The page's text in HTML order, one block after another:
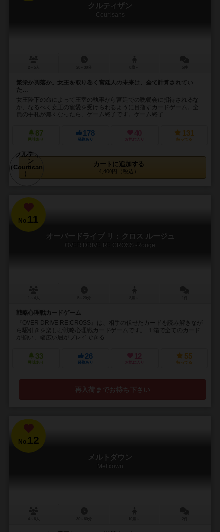
クルティザン
Courtisans
繁栄か凋落か。女王を取り巻く宮廷人の未来は、全て計算されてい
た…
女王陛下の命によって王室の執事から宮廷での晩餐会に招待されるな
か、なるべく女王の寵愛を受けられるように目指すカードゲーム。全
員の手札が無くなったら、ゲーム終了です。ゲーム終了...
87
興味あり
178
経験あり
40
お気に入り
131
持ってる
カートに追加する
4,400円（税込）
No.11
オーバードライブ リ：クロス ルージュ
OVER DRIVE RE:CROSS -Rouge
戦略心理戦カードゲーム
『OVER DRIVE RE:CROSS』は、相手の伏せたカードを読み解きなが
ら駆引きを楽しむ戦略心理戦カードゲームです。 １箱で全てのカード
が揃い、幅広い層がプレイできる...
33
興味あり
26
経験あり
12
お気に入り
55
持ってる
再入荷までお待ち下さい
No.12
メルトダウン
Meltdown